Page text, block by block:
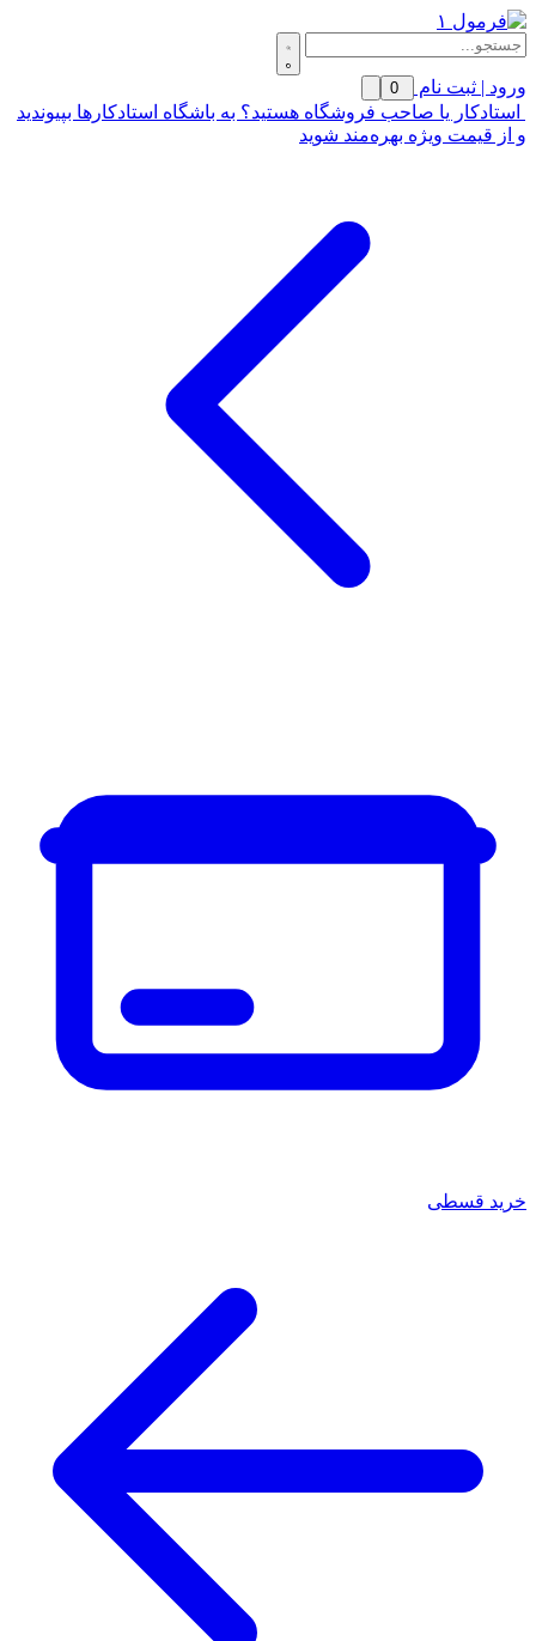
ورود | ثبت نام 0
استادکار یا صاحب فروشگاه هستید؟ به باشگاه استادکارها بپیوندید
و از قیمت ویژه بهره‌مند شوید
خرید قسطی